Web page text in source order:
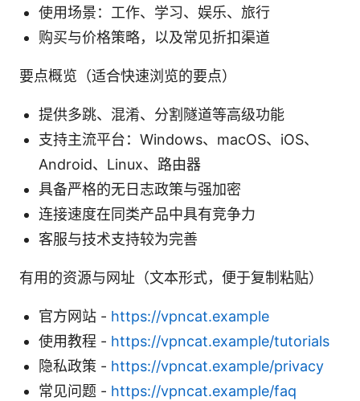
使用场景：工作、学习、娱乐、旅行
购买与价格策略，以及常见折扣渠道
要点概览（适合快速浏览的要点）
提供多跳、混淆、分割隧道等高级功能
支持主流平台：Windows、macOS、iOS、
Android、Linux、路由器
具备严格的无日志政策与强加密
连接速度在同类产品中具有竞争力
客服与技术支持较为完善
有用的资源与网址（文本形式，便于复制粘贴）
官方网站 - https://vpncat.example
使用教程 - https://vpncat.example/tutorials
隐私政策 - https://vpncat.example/privacy
常见问题 - https://vpncat.example/faq